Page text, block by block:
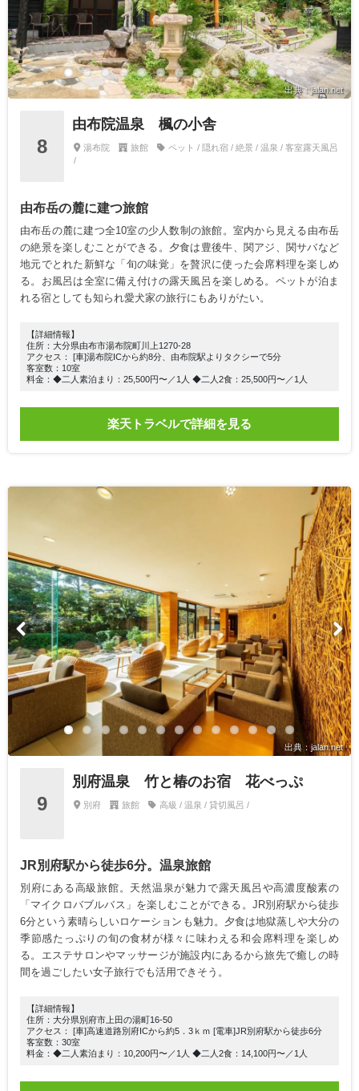
出典：jalan.net
8
由布院温泉 楓の小舎
湯布院 旅館
ペット / 隠れ宿 / 絶景 / 温泉 / 客室露天風呂
/
由布岳の麓に建つ旅館
由布岳の麓に建つ全10室の少人数制の旅館。室内から見える由布岳
の絶景を楽しむことができる。夕食は豊後牛、関アジ、関サバなど
地元でとれた新鮮な「旬の味覚」を贅沢に使った会席料理を楽しめ
る。お風呂は全室に備え付けの露天風呂を楽しめる。ペットが泊ま
れる宿としても知られ愛犬家の旅行にもありがたい。
【詳細情報】
住所：大分県由布市湯布院町川上1270-28
アクセス： [車]湯布院ICから約8分、由布院駅よりタクシーで5分
客室数：10室
料金：◆二人素泊まり：25,500円〜／1人 ◆二人2食：25,500円〜／1人
楽天トラベルで詳細を見る
出典：jalan.net
9
別府温泉 竹と椿のお宿 花べっぷ
別府 旅館 高級 / 温泉 / 貸切風呂 /
JR別府駅から徒歩6分。温泉旅館
別府にある高級旅館。天然温泉が魅力で露天風呂や高濃度酸素の
「マイクロバブルバス」を楽しむことができる。JR別府駅から徒歩
6分という素晴らしいロケーションも魅力。夕食は地獄蒸しや大分の
季節感たっぷりの旬の食材が様々に味わえる和会席料理を楽しめ
る。エステサロンやマッサージが施設内にあるから旅先で癒しの時
間を過ごしたい女子旅行でも活用できそう。
【詳細情報】
住所：大分県別府市上田の湯町16-50
アクセス： [車]高速道路別府ICから約5．3ｋｍ [電車]JR別府駅から徒歩6分
客室数：30室
料金：◆二人素泊まり：10,200円〜／1人 ◆二人2食：14,100円〜／1人